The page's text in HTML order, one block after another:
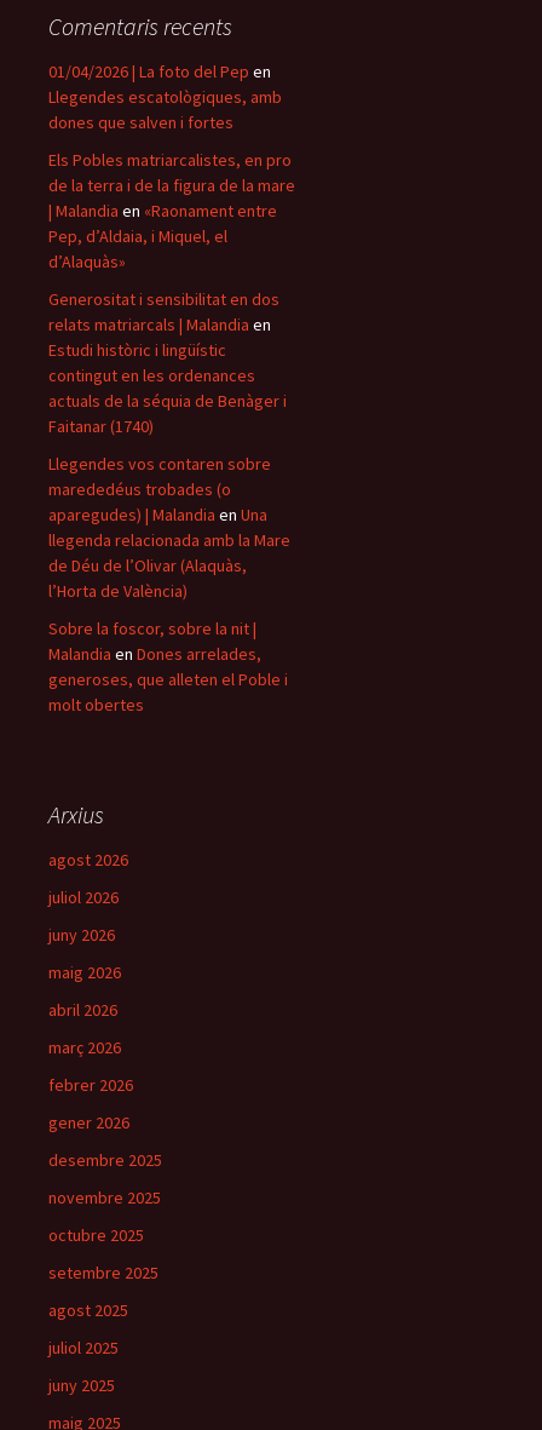
Comentaris recents
01/04/2026 | La foto del Pep en
Llegendes escatològiques, amb
dones que salven i fortes
Els Pobles matriarcalistes, en pro
de la terra i de la figura de la mare
| Malandia en «Raonament entre
Pep, d’Aldaia, i Miquel, el
d’Alaquàs»
Generositat i sensibilitat en dos
relats matriarcals | Malandia en
Estudi històric i lingüístic
contingut en les ordenances
actuals de la séquia de Benàger i
Faitanar (1740)
Llegendes vos contaren sobre
marededéus trobades (o
aparegudes) | Malandia en Una
llegenda relacionada amb la Mare
de Déu de l’Olivar (Alaquàs,
l’Horta de València)
Sobre la foscor, sobre la nit |
Malandia en Dones arrelades,
generoses, que alleten el Poble i
molt obertes
Arxius
agost 2026
juliol 2026
juny 2026
maig 2026
abril 2026
març 2026
febrer 2026
gener 2026
desembre 2025
novembre 2025
octubre 2025
setembre 2025
agost 2025
juliol 2025
juny 2025
maig 2025